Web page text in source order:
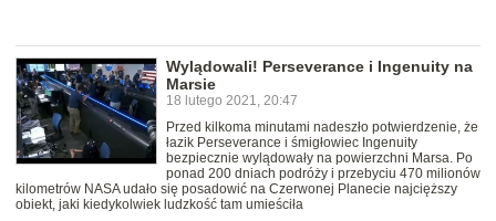
Wylądowali! Perseverance i Ingenuity na
Marsie
18 lutego 2021, 20:47
Przed kilkoma minutami nadeszło potwierdzenie, że
łazik Perseverance i śmigłowiec Ingenuity
bezpiecznie wylądowały na powierzchni Marsa. Po
ponad 200 dniach podróży i przebyciu 470 milionów
kilometrów NASA udało się posadowić na Czerwonej Planecie najcięższy
obiekt, jaki kiedykolwiek ludzkość tam umieściła